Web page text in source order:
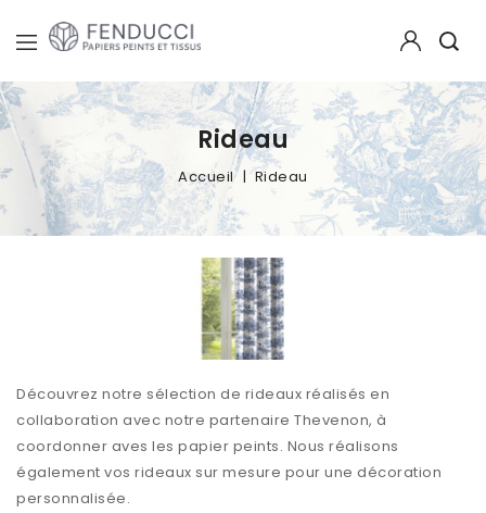
Rideau
Accueil Rideau
Découvrez notre sélection de rideaux réalisés en
collaboration avec notre partenaire Thevenon, à
coordonner aves les papier peints. Nous réalisons
également vos rideaux sur mesure pour une décoration
personnalisée.